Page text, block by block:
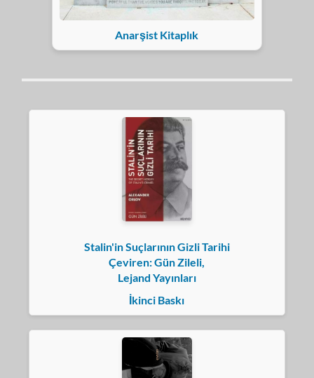
Anarşist Kitaplık
Stalin'in Suçlarının Gizli Tarihi
Çeviren: Gün Zileli,
Lejand Yayınları
İkinci Baskı